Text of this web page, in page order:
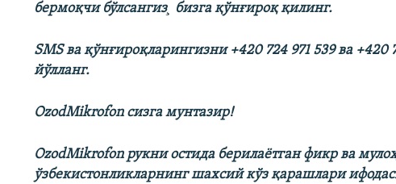
бермоқчи бўлсангиз¸ бизга қўнғироқ қилинг.
SMS ва қўнғироқларингизни +420 724 971 539 ва +420
йўлланг.
OzodMikrofon сизга мунтазир!
OzodMikrofon рукни остида берилаëтган фикр ва
ўзбекистонликларнинг шахсий кўз қарашлари